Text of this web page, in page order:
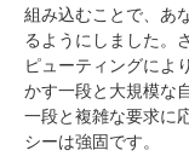
組み込むことで、あ
るようにしました。
ピューティングによ
かす一段と大規模な
一段と複雑な要求に
シーは強固です。